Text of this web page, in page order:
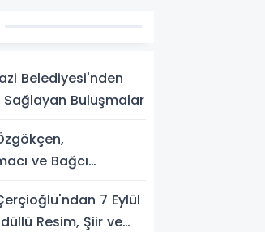
Belediyesi'nden
Buluşmalar
ve Bağcı
Bir Araya Geldi
7 Eylül
Resim, Şiir ve